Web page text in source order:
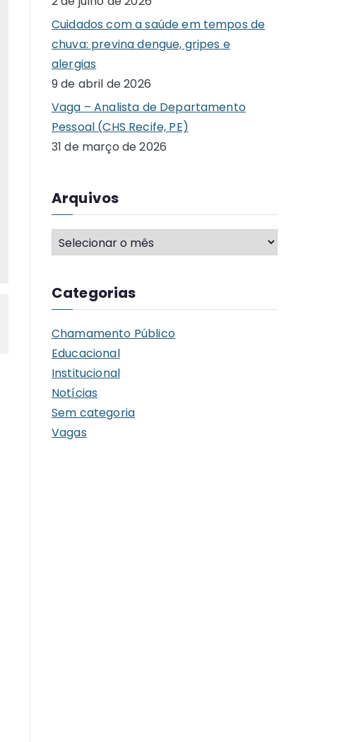
Cuidados com a saúde em tempos de
chuva: previna dengue, gripes e
alergias
9 de abril de 2026
Vaga – Analista de Departamento
Pessoal (CHS Recife, PE)
31 de março de 2026
Arquivos
A
r
u
v
o
s
Categorias
Chamamento Público
Educacional
Institucional
Notícias
Sem categoria
Vagas